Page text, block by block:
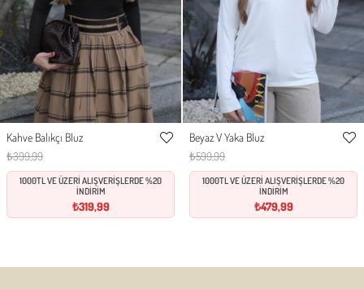
Kahve Balıkçı Bluz
Favorilere
Ekle
₺399,99
1000TL VE ÜZERİ ALIŞVERİŞLERDE %20
İNDİRİM
₺319,99
Beyaz V Yaka Bluz
Ekle
₺599,99
1000TL VE ÜZERİ ALIŞVERİŞLERDE %20
İNDİRİM
₺479,99